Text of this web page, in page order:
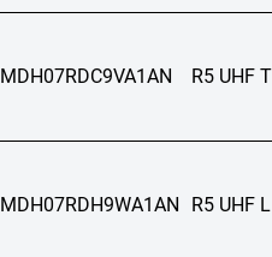
MDH07RDC9VA1AN R5 UHF
MDH07RDH9WA1AN R5 UHF